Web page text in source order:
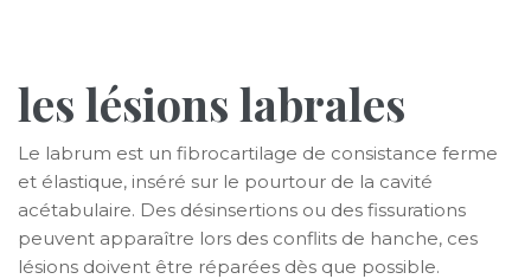
les lésions labrales
Le labrum est un fibrocartilage de consistance ferme
et élastique, inséré sur le pourtour de la cavité
acétabulaire. Des désinsertions ou des fissurations
peuvent apparaître lors des conflits de hanche, ces
lésions doivent être réparées dès que possible.